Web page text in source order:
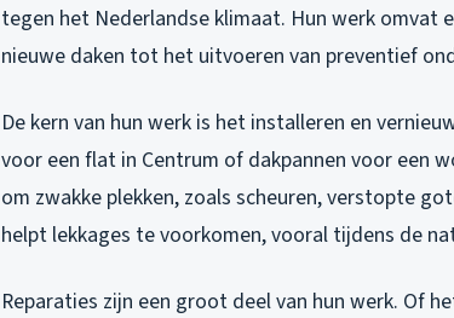
tegen het Nederlandse klimaat. Hun werk omvat
nieuwe daken tot het uitvoeren van preventief
De kern van hun werk is het installeren en
voor een flat in Centrum of dakpannen voor een
om zwakke plekken, zoals scheuren, verstopte
helpt lekkages te voorkomen, vooral tijdens de
Reparaties zijn een groot deel van hun werk. Of